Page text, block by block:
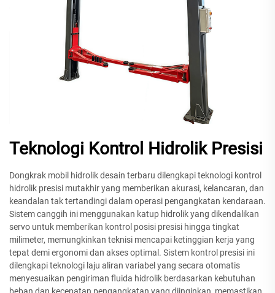
Teknologi Kontrol Hidrolik Presisi
Dongkrak mobil hidrolik desain terbaru dilengkapi teknologi kontrol
hidrolik presisi mutakhir yang memberikan akurasi, kelancaran, dan
keandalan tak tertandingi dalam operasi pengangkatan kendaraan.
Sistem canggih ini menggunakan katup hidrolik yang dikendalikan
servo untuk memberikan kontrol posisi presisi hingga tingkat
milimeter, memungkinkan teknisi mencapai ketinggian kerja yang
tepat demi ergonomi dan akses optimal. Sistem kontrol presisi ini
dilengkapi teknologi laju aliran variabel yang secara otomatis
menyesuaikan pengiriman fluida hidrolik berdasarkan kebutuhan